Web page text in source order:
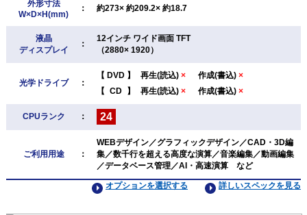
外形寸法
W×D×H(mm)
： 約273× 約209.2× 約18.7
液晶
ディスプレイ
：
12インチ ワイド画面 TFT
（2880× 1920）
光学ドライブ ：
【 DVD 】 再生(読込) × 作成(書込) ×
【 CD 】 再生(読込) × 作成(書込) ×
CPUランク ： 24
ご利用用途 ：
WEBデザイン／グラフィックデザイン／CAD・3D編
集／数千行を超える高度な演算／音楽編集／動画編集
／データベース管理／AI・高速演算 など
詳しいスペックを見る
オプションを選択する